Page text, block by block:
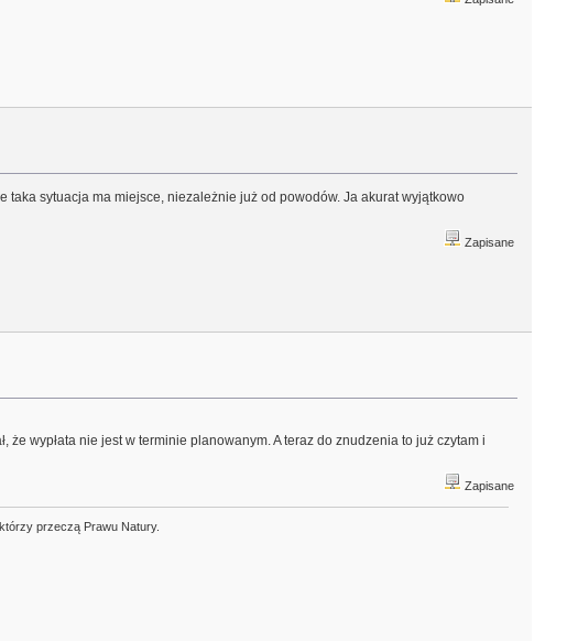
taka sytuacja ma miejsce, niezależnie już od powodów. Ja akurat wyjątkowo
Zapisane
że wypłata nie jest w terminie planowanym. A teraz do znudzenia to już czytam i
Zapisane
przeczą Prawu Natury.